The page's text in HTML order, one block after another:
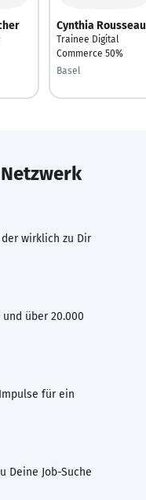
Cynthia Rousseau
Trainee Digital
Commerce 50%
Basel
Netzwerk
der wirklich zu Dir
über 20.000
für ein
Deine Job-Suche